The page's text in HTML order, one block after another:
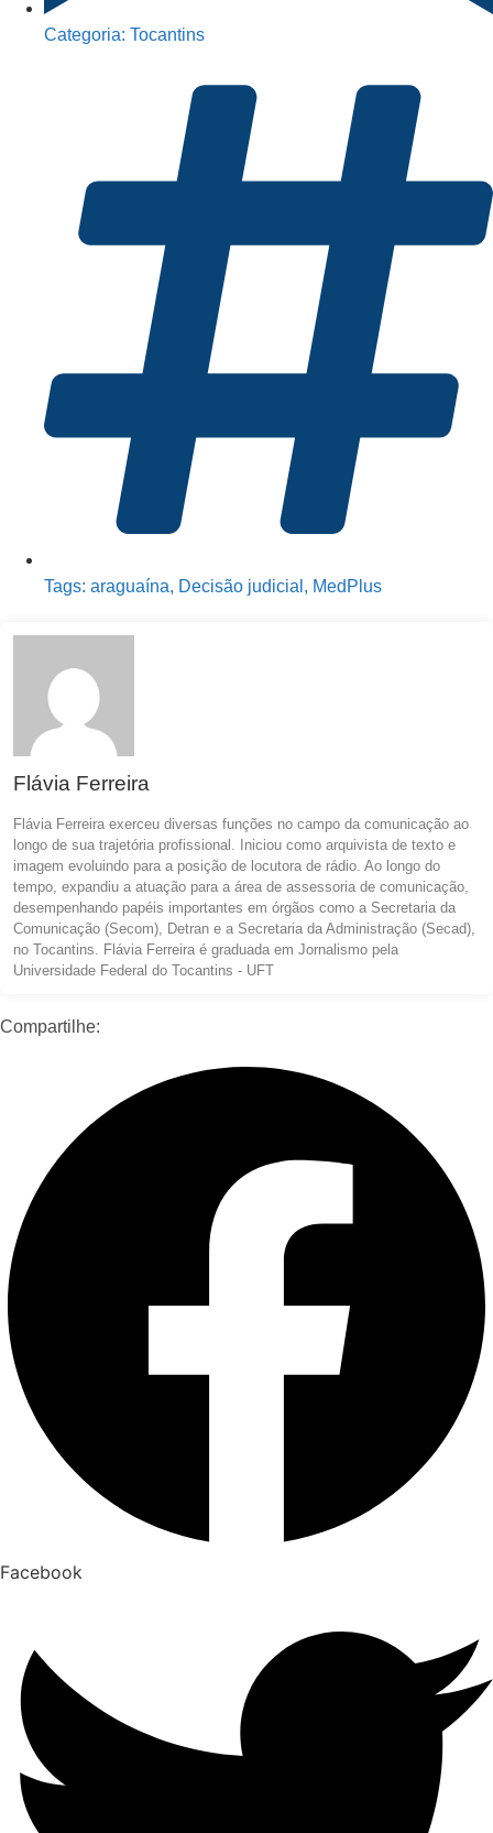
Categoria: Tocantins
Tags: araguaína, Decisão judicial , MedPlus
Flávia Ferreira
Flávia Ferreira exerceu diversas funções no campo da comunicação ao
longo de sua trajetória profissional. Iniciou como arquivista de texto e
imagem evoluindo para a posição de locutora de rádio. Ao longo do
tempo, expandiu a atuação para a área de assessoria de comunicação,
desempenhando papéis importantes em órgãos como a Secretaria da
Comunicação (Secom), Detran e a Secretaria da Administração (Secad),
no Tocantins. Flávia Ferreira é graduada em Jornalismo pela
Universidade Federal do Tocantins - UFT
Compartilhe:
Facebook